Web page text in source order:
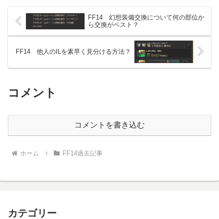
FF14 幻想装備交換について何の部位か
ら交換がベスト？
FF14 他人のILを素早く見分ける方法？
コメント
コメントを書き込む
ホーム FF14過去記事
カテゴリー